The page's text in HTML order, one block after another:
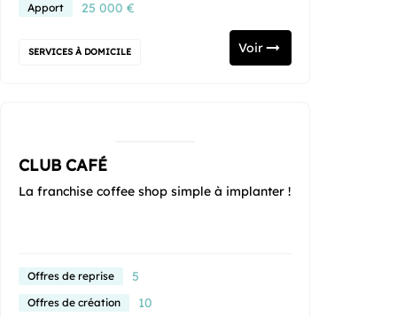
Apport 25 000 €
SERVICES À DOMICILE Voir
CLUB CAFÉ
La franchise coffee shop simple à implanter !
Offres de reprise 5
Offres de création 10